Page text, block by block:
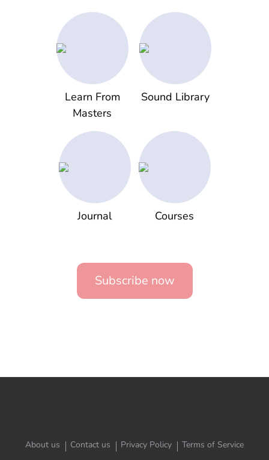
Learn From
Masters
Sound Library
Journal Courses
Subscribe now
About us Contact us Privacy Policy Terms of Service